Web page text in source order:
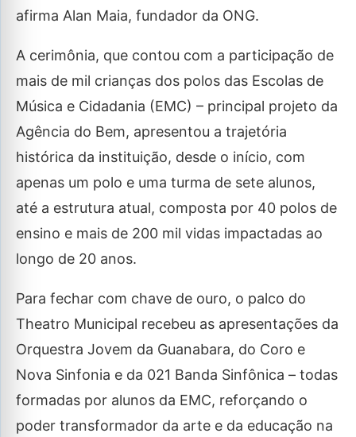
afirma Alan Maia, fundador da ONG.
A cerimônia, que contou com a participação de
mais de mil crianças dos polos das Escolas de
Música e Cidadania (EMC) – principal projeto da
Agência do Bem, apresentou a trajetória
histórica da instituição, desde o início, com
apenas um polo e uma turma de sete alunos,
até a estrutura atual, composta por 40 polos de
ensino e mais de 200 mil vidas impactadas ao
longo de 20 anos.
Para fechar com chave de ouro, o palco do
Theatro Municipal recebeu as apresentações da
Orquestra Jovem da Guanabara, do Coro e
Nova Sinfonia e da 021 Banda Sinfônica – todas
formadas por alunos da EMC, reforçando o
poder transformador da arte e da educação na